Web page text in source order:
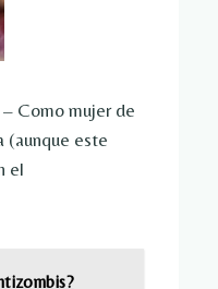
– Como mujer de
(aunque este
el